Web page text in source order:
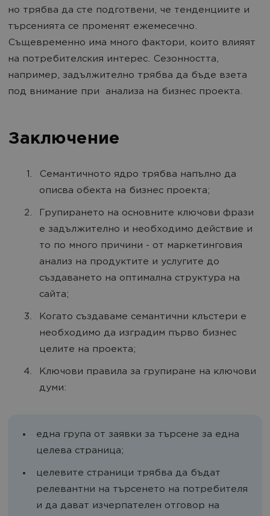
но трябва да сте подготвени, че тенденциите и
търсенията се променят ежемесечно.
Същевременно има много фактори, които влияят
на потребителския интерес. Сезонността,
например, задължително трябва да бъде взета
под внимание при анализа на бизнес проекта.
Заключение
Семантичното ядро трябва напълно да
описва обекта на бизнес проекта;
Групирането на основните ключови фрази
е задължително и необходимо действие и
то по много причини - от маркетинговия
анализ на продуктите и услугите до
създаването на оптимална структура на
сайта;
Когато създаваме семантични клъстери е
необходимо да изградим първо бизнес
целите на проекта;
Ключови правила за групиране на ключови
думи:
една група от заявки за търсене за една
целева страница;
целевите страници трябва да бъдат
релевантни на търсенето на потребителя
и да дават изчерпателен отговор на